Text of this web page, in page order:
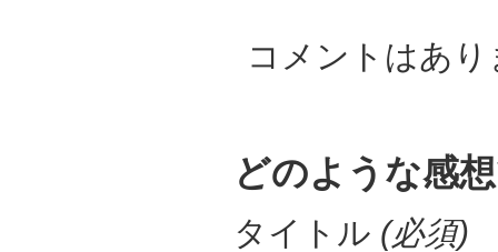
コメントはあ
どのような感
タイトル (必須)